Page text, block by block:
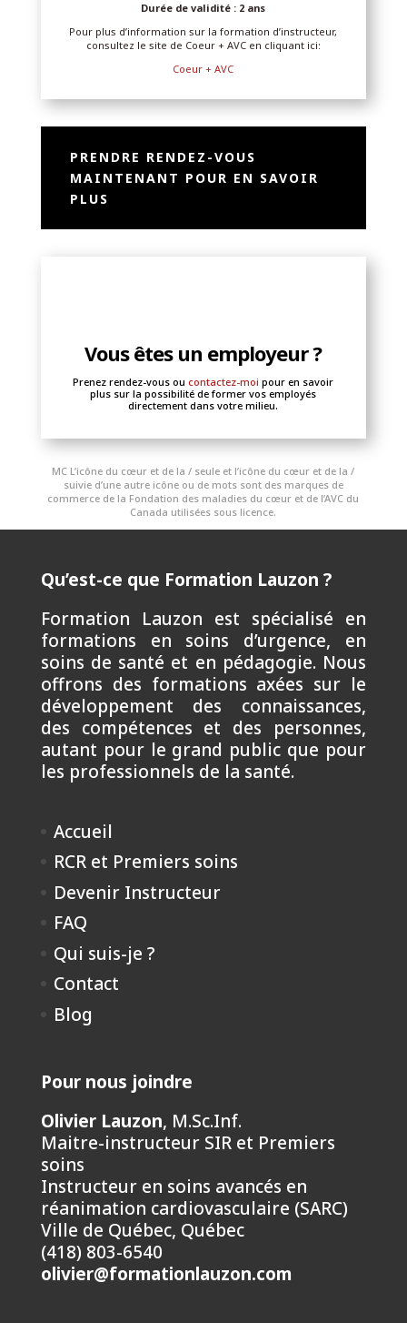
Durée de validité : 2 ans
Pour plus d’information sur la formation d’instructeur,
consultez le site de Coeur + AVC en cliquant ici:
Coeur + AVC
PRENDRE RENDEZ-VOUS
MAINTENANT POUR EN SAVOIR
PLUS
Vous êtes un employeur ?
Prenez rendez-vous oucontactez-moi pour en savoir
plus sur la possibilité de former vos employés
directement dans votre milieu.
MC L’icône du cœur et de la / seule et l’icône du cœur et de la /
suivie d’une autre icône ou de mots sont des marques de
commerce de la Fondation des maladies du cœur et de l’AVC du
Canada utilisées sous licence.
Qu’est-ce que Formation Lauzon ?
Formation Lauzon est spécialisé en
formations en soins d’urgence, en
soins de santé et en pédagogie. Nous
offrons des formations axées sur le
développement des connaissances,
des compétences et des personnes,
autant pour le grand public que pour
les professionnels de la santé.
Accueil
RCR et Premiers soins
Devenir Instructeur
FAQ
Qui suis-je ?
Contact
Blog
Pour nous joindre
Olivier Lauzon, M.Sc.Inf.
Maitre-instructeur SIR et Premiers
soins
Instructeur en soins avancés en
réanimation cardiovasculaire (SARC)
Ville de Québec, Québec
(418) 803-6540
olivier@formationlauzon.com